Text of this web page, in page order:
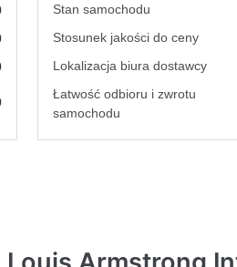
Stan samochodu
Stosunek jakości do ceny
Lokalizacja biura dostawcy
Łatwość odbioru i zwrotu
samochodu